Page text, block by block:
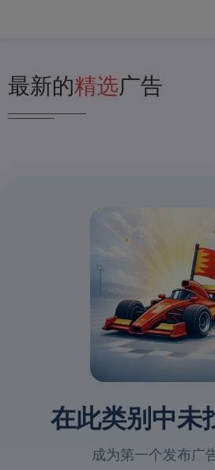
最新的精选广告
在此类别中未
成为第一个发布广